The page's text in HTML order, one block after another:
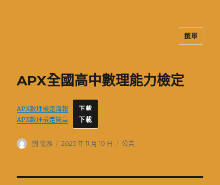
選單
APX全國高中數理能力檢定
APX數理檢定海報 下載
APX數理檢定簡章 下載
作
劉 俊濰
發
2025 年 11 月 10 日
分
公告